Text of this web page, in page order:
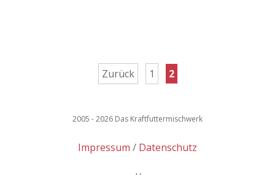
Seitennummerierung
Beiträge
Zurück 1 2
2005 - 2026 Das Kraftfuttermischwerk
Impressum Datenschutz